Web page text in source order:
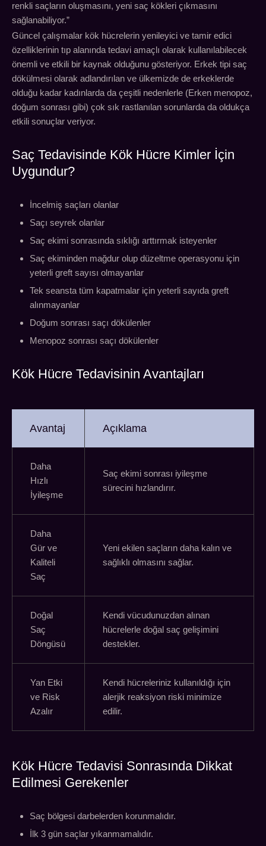
renkli saçların oluşmasını, yeni saç kökleri çıkmasını
sağlanabiliyor.”
Güncel çalışmalar kök hücrelerin yenileyici ve tamir edici
özelliklerinin tıp alanında tedavi amaçlı olarak kullanılabilecek
önemli ve etkili bir kaynak olduğunu gösteriyor. Erkek tipi saç
dökülmesi olarak adlandırılan ve ülkemizde de erkeklerde
olduğu kadar kadınlarda da çeşitli nedenlerle (Erken menopoz,
doğum sonrası gibi) çok sık rastlanılan sorunlarda da oldukça
etkili sonuçlar veriyor.
Saç Tedavisinde Kök Hücre Kimler İçin
Uygundur?
İncelmiş saçları olanlar
Saçı seyrek olanlar
Saç ekimi sonrasında sıklığı arttırmak isteyenler
Saç ekiminden mağdur olup düzeltme operasyonu için
yeterli greft sayısı olmayanlar
Tek seansta tüm kapatmalar için yeterli sayıda greft
alınmayanlar
Doğum sonrası saçı dökülenler
Menopoz sonrası saçı dökülenler
Kök Hücre Tedavisinin Avantajları
Avantaj Açıklama
Daha
Hızlı
İyileşme
Saç ekimi sonrası iyileşme
sürecini hızlandırır.
Daha
Gür ve
Kaliteli
Saç
Yeni ekilen saçların daha kalın ve
sağlıklı olmasını sağlar.
Doğal
Saç
Döngüsü
Kendi vücudunuzdan alınan
hücrelerle doğal saç gelişimini
destekler.
Yan Etki
ve Risk
Azalır
Kendi hücreleriniz kullanıldığı için
alerjik reaksiyon riski minimize
edilir.
Kök Hücre Tedavisi Sonrasında Dikkat
Edilmesi Gerekenler
Saç bölgesi darbelerden korunmalıdır.
İlk 3 gün saçlar yıkanmamalıdır.